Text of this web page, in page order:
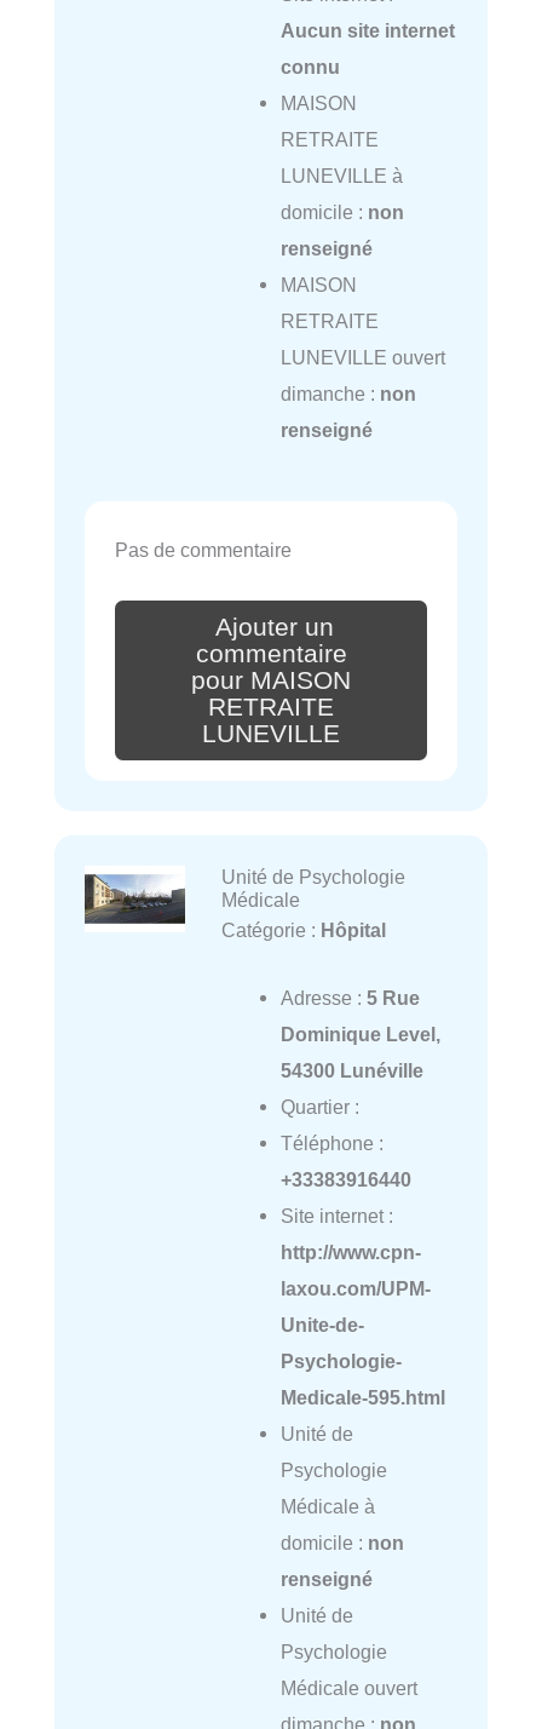
Aucun site internet
connu
MAISON
RETRAITE
LUNEVILLE à
domicile : non
renseigné
MAISON
RETRAITE
LUNEVILLE ouvert
dimanche : non
renseigné
Pas de commentaire
Ajouter un
commentaire
pour MAISON
RETRAITE
LUNEVILLE
Unité de Psychologie
Médicale
Catégorie : Hôpital
Adresse : 5 Rue
Dominique Level,
54300 Lunéville
Quartier :
Téléphone :
+33383916440
Site internet :
http://www.cpn-
laxou.com/UPM-
Unite-de-
Psychologie-
Medicale-595.html
Unité de
Psychologie
Médicale à
domicile : non
renseigné
Unité de
Psychologie
Médicale ouvert
dimanche : non